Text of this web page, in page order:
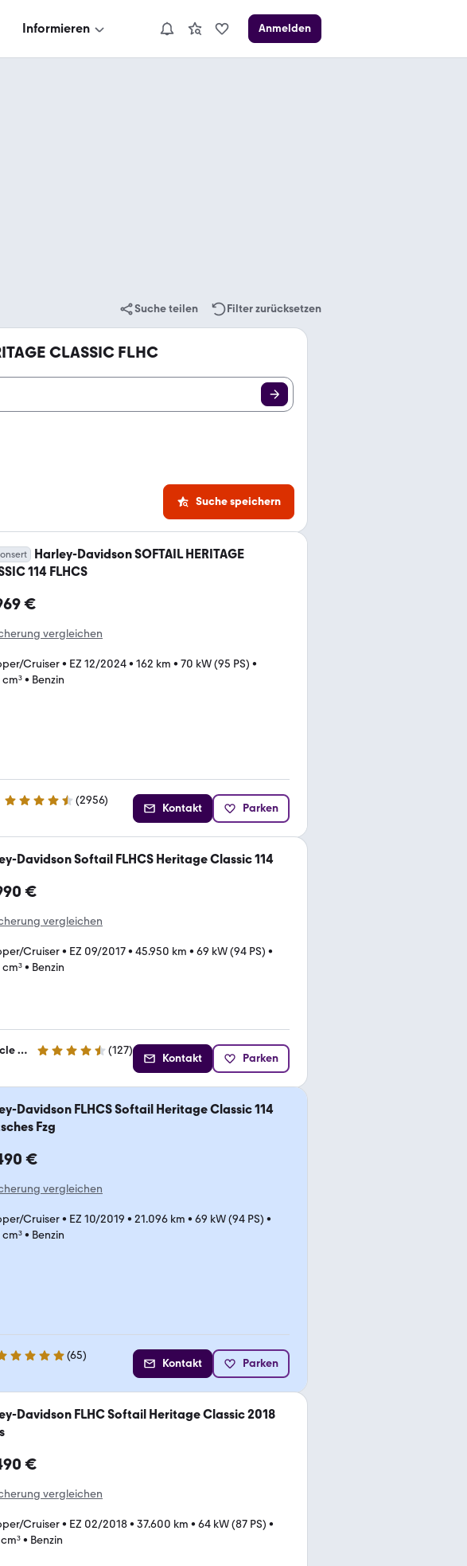
Informieren Anmelden
Suche teilen Filter zurücksetzen
CLASSIC FLHC
Suche speichern
Harley-Davidson SOFTAIL HERITAGE
114 FLHCS
€
vergleichen
Cruiser• EZ 12/2024• 162 km • 70 kW (95 PS) •
cm³• Benzin
4.7 Sterne (2956)
Kontakt Parken
Davidson Softail FLHCS Heritage Classic 114
€
vergleichen
Cruiser• EZ 09/2017• 45.950 km • 69 kW (94 PS) •
cm³• Benzin
Harley-Davidson Stuttgart Süd / Tower 66 Motorcycle GmbH 4.5 Sterne (127)
Kontakt Parken
Davidson FLHCS Softail Heritage Classic 114
Fzg
€
vergleichen
Cruiser• EZ 10/2019 • 21.096 km • 69 kW (94 PS) •
cm³• Benzin
Sterne (65)
Kontakt Parken
Davidson FLHC Softail Heritage Classic 2018
€
vergleichen
Cruiser• EZ 02/2018• 37.600 km • 64 kW (87 PS) •
• Benzin